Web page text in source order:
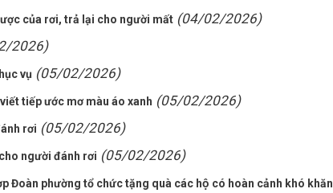
của rơi, trả lại cho người mất (04/02/2026)
2026)
vụ (05/02/2026)
tiếp ước mơ màu áo xanh (05/02/2026)
rơi (05/02/2026)
người đánh rơi (05/02/2026)
Đoàn phường tổ chức tặng quà các hộ có hoàn cảnh khó khăn